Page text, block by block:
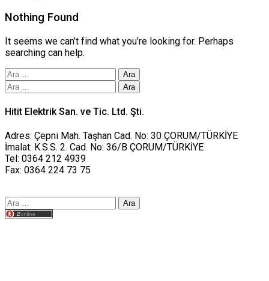
Nothing Found
It seems we can’t find what you’re looking for. Perhaps
searching can help.
Arama:
Arama:
Hitit Elektrik San. ve Tic. Ltd. Şti.
Adres: Çepni Mah. Taşhan Cad. No: 30 ÇORUM/TÜRKİYE
İmalat: K.S.S. 2. Cad. No: 36/B ÇORUM/TÜRKİYE
Tel: 0364 212 4939
Fax: 0364 224 73 75
Arama: